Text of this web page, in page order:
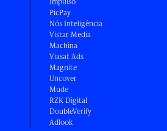
PicPay
Nós Inteligência
Vistar Media
Machina
Viasat Ads
Magnite
Uncover
Mude
RZK Digital
DoubleVerify
Adlook